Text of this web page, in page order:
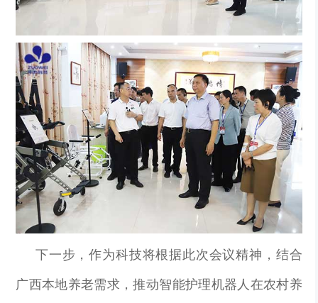
下一步，作为科技将根据此次会议精神，结合
广西本地养老需求，推动智能护理机器人在农村养